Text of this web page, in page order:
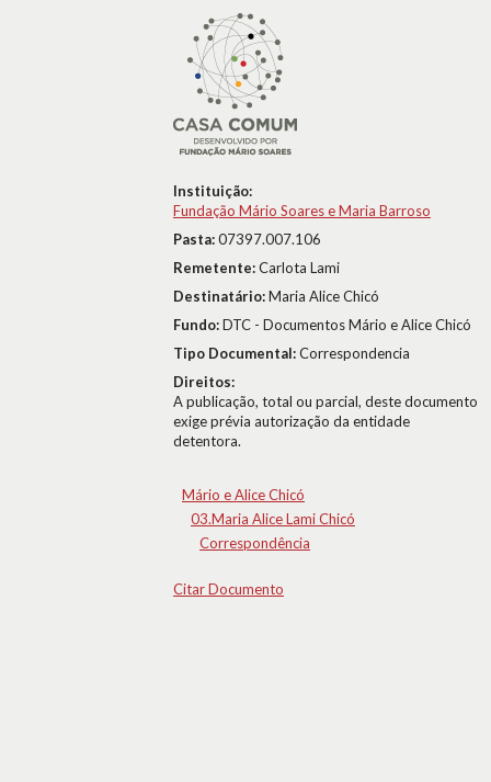
Instituição:
Fundação Mário Soares e Maria Barroso
Pasta:07397.007.106
Remetente:Carlota Lami
Destinatário:Maria Alice Chicó
Fundo:DTC - Documentos Mário e Alice Chicó
Tipo Documental:Correspondencia
Direitos:
A publicação, total ou parcial, deste documento
exige prévia autorização da entidade
detentora.
Mário e Alice Chicó
03.Maria Alice Lami Chicó
Correspondência
Citar Documento